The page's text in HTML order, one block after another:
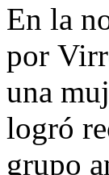
En la
por
una
logró
grupo